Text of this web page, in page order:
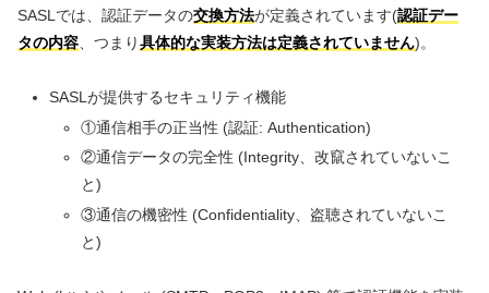
SASLでは、認証データの交換方法が定義されています(認証デー
タの内容 、つまり具体的な実装方法は定義されていません)。
SASLが提供するセキュリティ機能
①通信相手の正当性 (認証: Authentication)
②通信データの完全性 (Integrity、改竄されていないこ
と)
③通信の機密性 (Confidentiality、盗聴されていないこ
と)